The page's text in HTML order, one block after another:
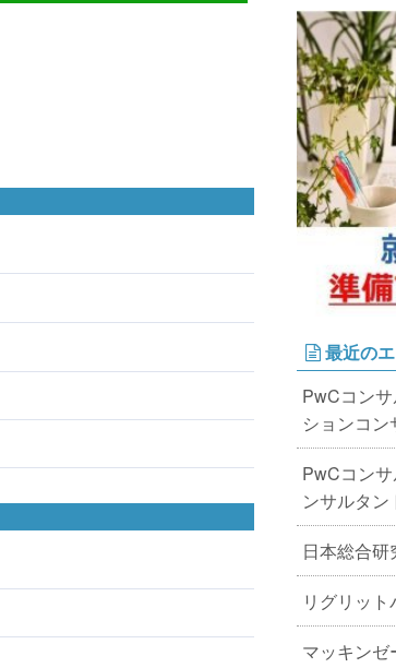
最近の
PwCコン
ションコ
PwCコン
ンサルタン
日本総合研
リグリッ
マッキンゼ